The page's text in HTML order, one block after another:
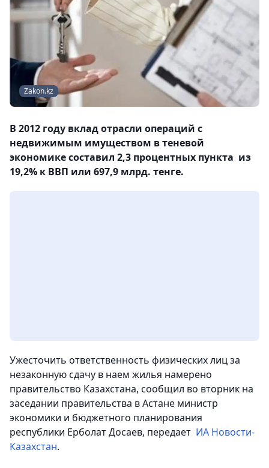
Zakon.kz
В 2012 году вклад отрасли операций с
недвижимым имуществом в теневой
экономике составил 2,3 процентных пункта из
19,2% к ВВП или 697,9 млрд. тенге.
Ужесточить ответственность физических лиц за
незаконную сдачу в наем жилья намерено
правительство Казахстана, сообщил во вторник на
заседании правительства в Астане министр
экономики и бюджетного планирования
республики Ерболат Досаев, передает ИА Новости-
Казахстан.